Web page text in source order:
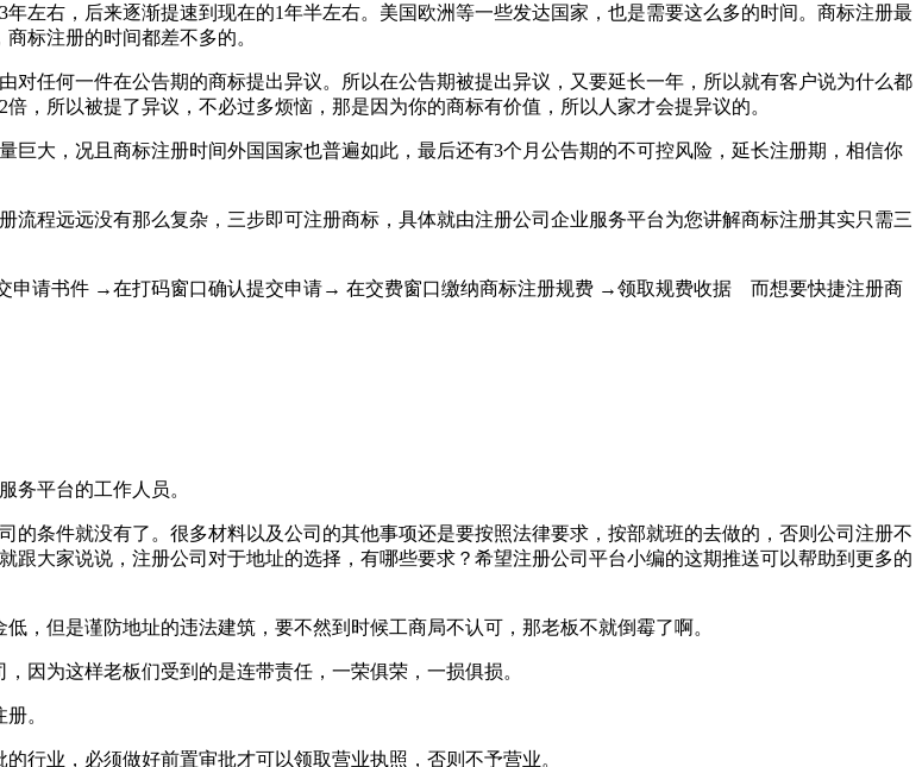
左右，后来逐渐提速到现在的1年半左右。美国欧洲等一些发达国家，也是需要这么多的时间。商标注册最
标注册的时间都差不多的。
任何一件在公告期的商标提出异议。所以在公告期被提出异议，又要延长一年，所以就有客户说为什么都
，所以被提了异议，不必过多烦恼，那是因为你的商标有价值，所以人家才会提异议的。
大，况且商标注册时间外国国家也普遍如此，最后还有3个月公告期的不可控风险，延长注册期，相信你
程远远没有那么复杂，三步即可注册商标，具体就由注册公司企业服务平台为您讲解商标注册其实只需三
申请书件 →在打码窗口确认提交申请→ 在交费窗口缴纳商标注册规费 →领取规费收据 而想要快捷注册商
务平台的工作人员。
条件就没有了。很多材料以及公司的其他事项还是要按照法律要求，按部就班的去做的，否则公司注册不
大家说说，注册公司对于地址的选择，有哪些要求？希望注册公司平台小编的这期推送可以帮助到更多的
，但是谨防地址的违法建筑，要不然到时候工商局不认可，那老板不就倒霉了啊。
因为这样老板们受到的是连带责任，一荣俱荣，一损俱损。
。
行业，必须做好前置审批才可以领取营业执照，否则不予营业。